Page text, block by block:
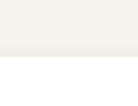
市政）